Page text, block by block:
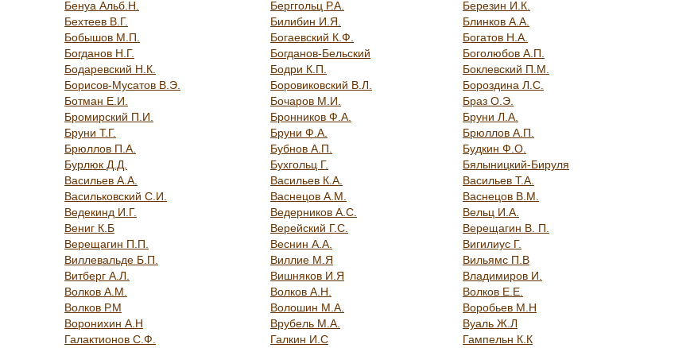
Бенуа Альб.Н. Берггольц Р.А.
Березин И.К.
Бехтеев В.Г. Билибин И.Я.
Блинков А.А.
Бобышов М.П. Богаевский К.Ф.
Богатов Н.А.
Богданов Н.Г. Богданов-Бельский
Боголюбов А.П.
Бодаревский Н.К. Бодри К.П.
Боклевский П.М.
Борисов-Мусатов В.Э. Боровиковский В.Л.
Бороздина Л.С.
Ботман Е.И. Бочаров М.И.
Браз О.Э.
Бромирский П.И. Бронников Ф.А.
Бруни Л.А.
Бруни Т.Г. Бруни Ф.А.
Брюллов А.П.
Брюллов П.А. Бубнов А.П.
Будкин Ф.О.
Бурлюк Д.Д. Бухгольц Г.
Бялыницкий-Бируля
Васильев А.А. Васильев К.А.
Васильев Т.А.
Васильковский С.И. Васнецов А.М.
Васнецов В.М.
Ведекинд И.Г. Ведерников А.С.
Вельц И.А.
Вениг К.Б Верейский Г.С.
Верещагин В. П.
Верещагин П.П. Веснин А.А.
Вигилиус Г.
Виллевальде Б.П. Виллие М.Я
Вильямс П.В
Витберг А.Л. Вишняков И.Я
Владимиров И.
Волков А.М. Волков А.Н.
Волков Е.Е.
Волков Р.М Волошин М.А.
Воробьев М.Н
Воронихин А.Н Врубель М.А.
Вуаль Ж.Л
Галактионов С.Ф. Галкин И.С
Гампельн К.К